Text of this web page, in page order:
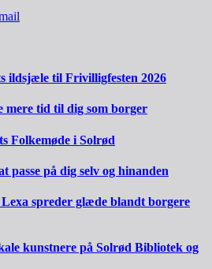
ildsjæle til Frivilligfesten 2026
tid til dig som borger
Folkemøde i Solrød
passe på dig selv og hinanden
Lexa spreder glæde blandt borgere
kunstnere på Solrød Bibliotek og